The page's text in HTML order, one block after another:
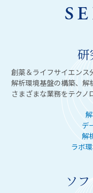
創薬＆ライフサイエンス
解析環境基盤の構築、解
さまざまな業務をテクノ
デ
解
ラボ
ソ